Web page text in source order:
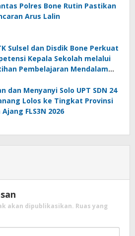
Polres Bone Rutin Pastikan
Arus Lalin
Sulsel dan Disdik Bone Perkuat
Kepala Sekolah melalui
Pembelajaran Mendalam
dan Menyanyi Solo UPT SDN 24
Lolos ke Tingkat Provinsi
FLS3N 2026
akan dipublikasikan. Ruas yang